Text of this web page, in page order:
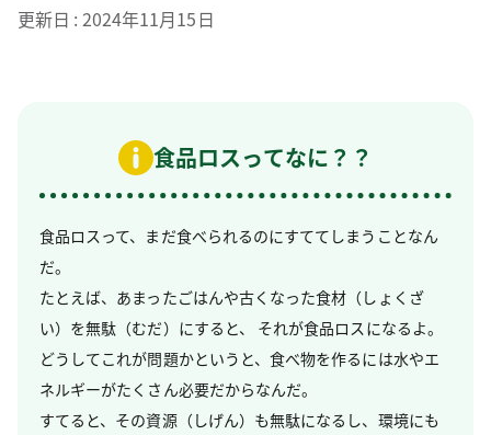
更新日 2024年11月15日
食品ロスってなに？？
食品ロスって、まだ食べられるのにすててしまうことなん
だ。
たとえば、あまったごはんや古くなった食材（しょくざ
い）を無駄（むだ）にすると、
それが食品ロスになるよ。
どうしてこれが問題かというと、食べ物を作るには水やエ
ネルギーがたくさん必要だからなんだ。
すてると、その資源（しげん）も無駄になるし、環境にも